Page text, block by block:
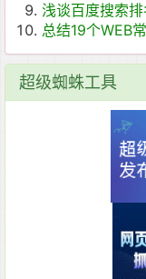
浅谈百度搜索
总结19个WEB
超级蜘蛛工具